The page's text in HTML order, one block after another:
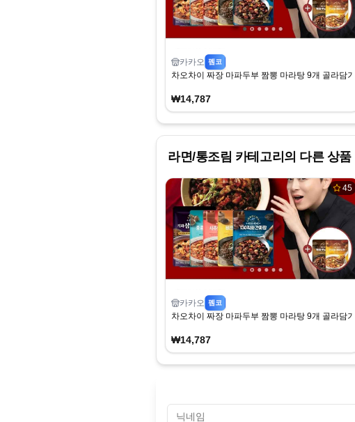
카카오 펨코
차오차이 짜장 마파두부 짬뽕 마라탕 9개 골라담
₩14,787
라면/통조림 카테고리의 다른 상품
45
카카오 펨코
차오차이 짜장 마파두부 짬뽕 마라탕 9개 골라담
₩14,787